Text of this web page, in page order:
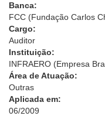
Banca:
FCC (Fundação Carlos
Cargo:
Auditor
Instituição:
INFRAERO (Empresa
Área de Atuação:
Outras
Aplicada em:
06/2009